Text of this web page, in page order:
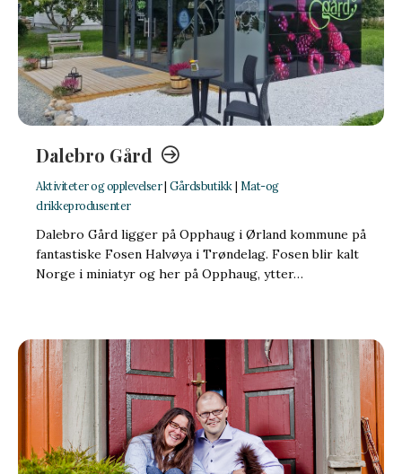
Dalebro Gård
Aktiviteter og opplevelser| Gårdsbutikk| Mat-og
drikkeprodusenter
Dalebro Gård ligger på Opphaug i Ørland kommune på
fantastiske Fosen Halvøya i Trøndelag. Fosen blir kalt
Norge i miniatyr og her på Opphaug, ytter…